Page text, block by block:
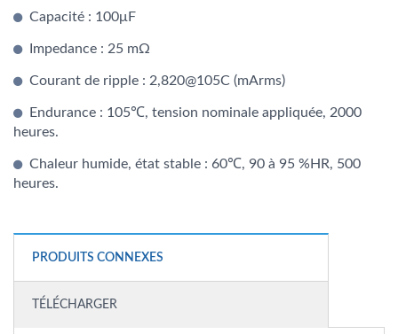
Capacité : 100μF
Impedance : 25 mΩ
Courant de ripple : 2,820@105C (mArms)
Endurance : 105℃, tension nominale appliquée, 2000
heures.
Chaleur humide, état stable : 60℃, 90 à 95 %HR, 500
heures.
PRODUITS CONNEXES
TÉLÉCHARGER